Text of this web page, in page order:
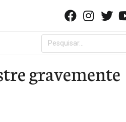
Pesquisar
por:
gravemente